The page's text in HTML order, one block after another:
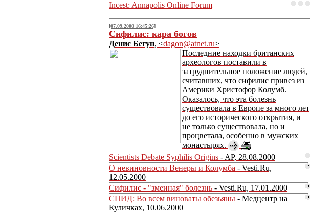
Incest: Annapolis Online Forum
[07.09.2000 16:45:26]
Сифилис: кара богов
Денис Бегун, <dagon@atnet.ru>
Последние находки британских
археологов поставили в
затруднительное положение людей,
считавших, что сифилис привез из
Америки Христофор Колумб.
Оказалось, что эта болезнь
существовала в Европе за много лет
до его исторического открытия, и
не только существовала, но и
процветала, особенно в мужских
монастырях.
Scientists Debate Syphilis Origins - AP, 28.08.2000
О невиновности Венеры и Колумба - Vesti.Ru,
12.05.2000
Cифилис - "змеиная" болезнь - Vesti.Ru, 17.01.2000
СПИД: Во всем виноваты обезьяны - Медцентр на
Куличках, 10.06.2000